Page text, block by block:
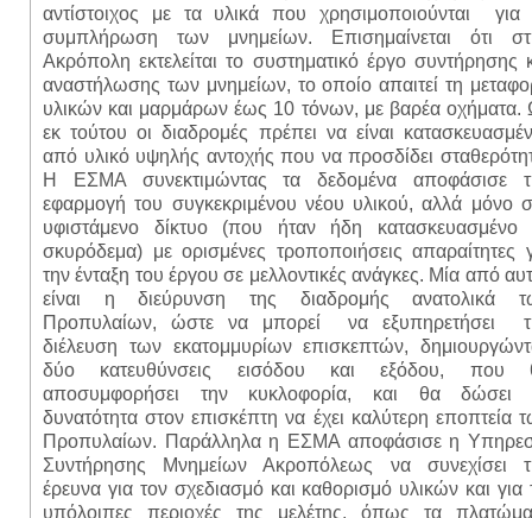
αντίστοιχος με τα υλικά που χρησιμοποιούνται για
συμπλήρωση των μνημείων. Επισημαίνεται ότι
Ακρόπολη εκτελείται το συστηματικό έργο συντήρησης
αναστήλωσης των μνημείων, το οποίο απαιτεί τη
υλικών και μαρμάρων έως 10 τόνων, με βαρέα οχήματα.
εκ τούτου οι διαδρομές πρέπει να είναι
από υλικό υψηλής αντοχής που να προσδίδει
Η ΕΣΜΑ συνεκτιμώντας τα δεδομένα αποφάσισε
εφαρμογή του συγκεκριμένου νέου υλικού, αλλά μόνο
υφιστάμενο δίκτυο (που ήταν ήδη κατασκευασμένο
σκυρόδεμα) με ορισμένες τροποποιήσεις απαραίτητες
την ένταξη του έργου σε μελλοντικές ανάγκες. Μία από
είναι η διεύρυνση της διαδρομής ανατολικά
Προπυλαίων, ώστε να μπορεί να εξυπηρετήσει
διέλευση των εκατομμυρίων επισκεπτών,
δύο κατευθύνσεις εισόδου και εξόδου, που
αποσυμφορήσει την κυκλοφορία, και θα δώσει
δυνατότητα στον επισκέπτη να έχει καλύτερη εποπτεία
Προπυλαίων. Παράλληλα η ΕΣΜΑ αποφάσισε η
Συντήρησης Μνημείων Ακροπόλεως να συνεχίσει
έρευνα για τον σχεδιασμό και καθορισμό υλικών και για
υπόλοιπες περιοχές της μελέτης, όπως τα